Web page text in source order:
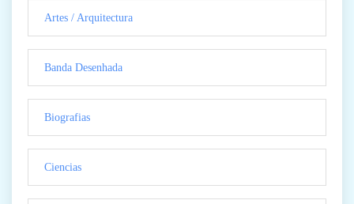
Artes / Arquitectura
Banda Desenhada
Biografias
Ciencias